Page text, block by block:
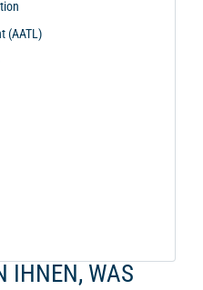
(AATL)
IHNEN, WAS